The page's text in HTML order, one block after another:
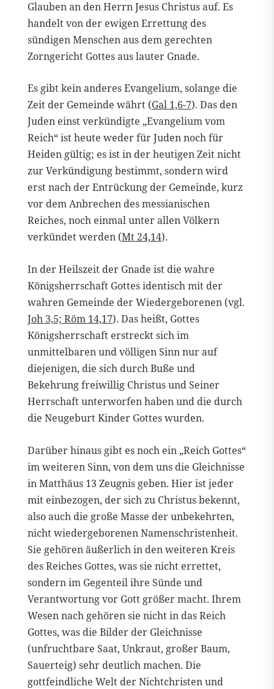
Glauben an den Herrn Jesus Christus auf. Es
handelt von der ewigen Errettung des
sündigen Menschen aus dem gerechten
Zorngericht Gottes aus lauter Gnade.
Es gibt kein anderes Evangelium, solange die
Zeit der Gemeinde währt (Gal 1,6-7). Das den
Juden einst verkündigte „Evangelium vom
Reich“ ist heute weder für Juden noch für
Heiden gültig; es ist in der heutigen Zeit nicht
zur Verkündigung bestimmt, sondern wird
erst nach der Entrückung der Gemeinde, kurz
vor dem Anbrechen des messianischen
Reiches, noch einmal unter allen Völkern
verkündet werden (Mt 24,14).
In der Heilszeit der Gnade ist die wahre
Königsherrschaft Gottes identisch mit der
wahren Gemeinde der Wiedergeborenen (vgl.
Joh 3,5; Röm 14,17). Das heißt, Gottes
Königsherrschaft erstreckt sich im
unmittelbaren und völligen Sinn nur auf
diejenigen, die sich durch Buße und
Bekehrung freiwillig Christus und Seiner
Herrschaft unterworfen haben und die durch
die Neugeburt Kinder Gottes wurden.
Darüber hinaus gibt es noch ein „Reich Gottes“
im weiteren Sinn, von dem uns die Gleichnisse
in Matthäus 13 Zeugnis geben. Hier ist jeder
mit einbezogen, der sich zu Christus bekennt,
also auch die große Masse der unbekehrten,
nicht wiedergeborenen Namenschristenheit.
Sie gehören äußerlich in den weiteren Kreis
des Reiches Gottes, was sie nicht errettet,
sondern im Gegenteil ihre Sünde und
Verantwortung vor Gott größer macht. Ihrem
Wesen nach gehören sie nicht in das Reich
Gottes, was die Bilder der Gleichnisse
(unfruchtbare Saat, Unkraut, großer Baum,
Sauerteig) sehr deutlich machen. Die
gottfeindliche Welt der Nichtchristen und